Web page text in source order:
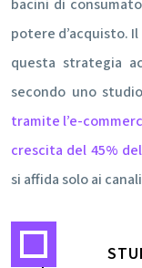
bacini di
potere d’acquisto.
questa strategia
secondo uno
tramite l’e-
crescita del 45%
si affida solo ai